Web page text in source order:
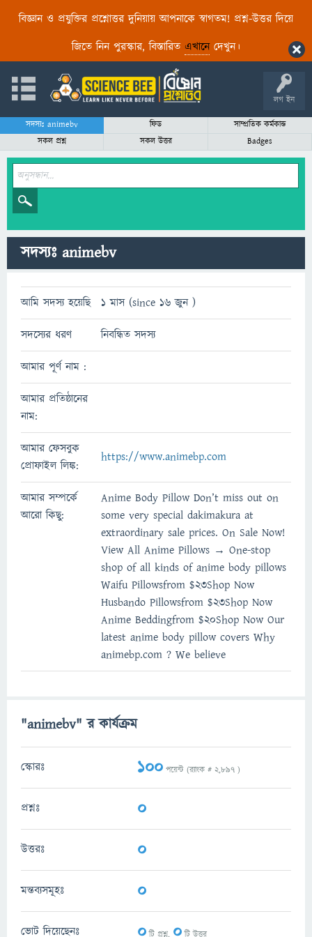
বিজ্ঞান ও প্রযুক্তির প্রশ্নোত্তর দুনিয়ায় আপনাকে স্বাগতম! প্রশ্ন-উত্তর দিয়ে
জিতে নিন পুরস্কার, বিস্তারিত এখানেদেখুন।
লগ ইন
সদস্যঃ animebv ফিড
সাম্প্রতিক কর্মকান্ড
সকল প্রশ্ন
সকল উত্তর Badges
সদস্যঃ animebv
আমি সদস্য হয়েছি 1 মাস (since 16 জুন )
সদস্যের ধরণ নিবন্ধিত সদস্য
আমার পূর্ণ নাম :
আমার প্রতিষ্ঠানের
নাম:
আমার ফেসবুক
প্রোফাইল লিঙ্ক:
https://www.animebp.com
আমার সম্পর্কে
আরো কিছু:
Anime Body Pillow Don’t miss out on
some very special dakimakura at
extraordinary sale prices. On Sale Now!
View All Anime Pillows → One-stop
shop of all kinds of anime body pillows
Waifu Pillowsfrom $23Shop Now
Husbando Pillowsfrom $23Shop Now
Anime Beddingfrom $20Shop Now Our
latest anime body pillow covers Why
animebp.com ? We believe
"animebv" র কার্যক্রম
স্কোরঃ 100 পয়েন্ট (র‌্যাংক # 2,897 )
প্রশ্নঃ 0
উত্তরঃ 0
মন্তব্যসমূহঃ 0
ভোট দিয়েছেনঃ 0টি প্রশ্ন, 0টি উত্তর